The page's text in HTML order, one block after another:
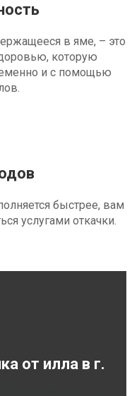
в яме, – это
которую
и с помощью
быстрее, вам
услугами откачки.
от илла в г.